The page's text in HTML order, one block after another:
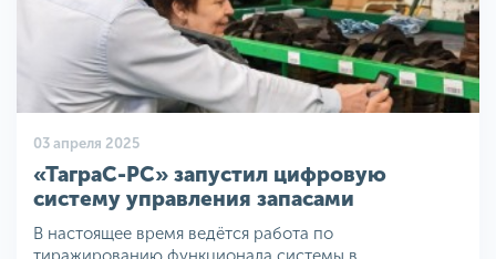
03 апреля 2025
«ТаграС-РС» запустил цифровую
систему управления запасами
В настоящее время ведётся работа по